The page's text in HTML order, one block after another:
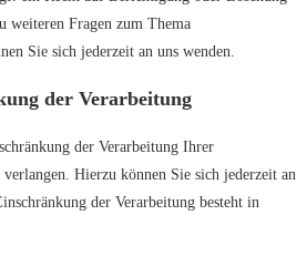
weiteren Fragen zum Thema
Sie sich jederzeit an uns wenden.
der Verarbeitung
der Verarbeitung Ihrer
verlangen. Hierzu können Sie sich jederzeit an
der Verarbeitung besteht in